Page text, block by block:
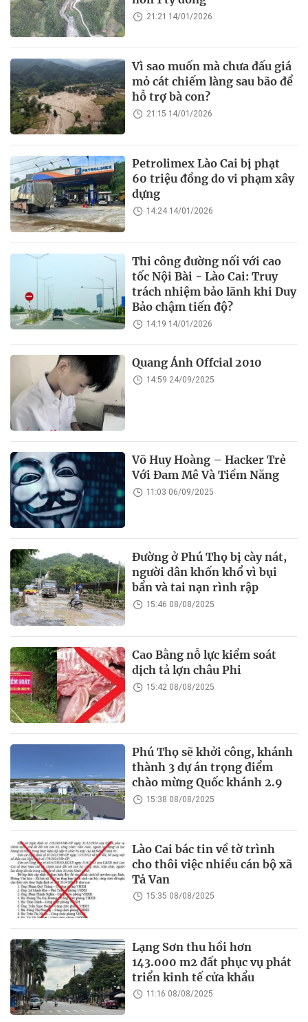
21:21 14/01/2026
Vì sao muốn mà chưa đấu giá
mỏ cát chiếm làng sau bão để
hỗ trợ bà con?
21:15 14/01/2026
Petrolimex Lào Cai bị phạt
60 triệu đồng do vi phạm xây
dựng
14:24 14/01/2026
Thi công đường nối với cao
tốc Nội Bài - Lào Cai: Truy
trách nhiệm bảo lãnh khi Duy
Bảo chậm tiến độ?
14:19 14/01/2026
Quang Ánh Offcial 2010
14:59 24/09/2025
Võ Huy Hoàng – Hacker Trẻ
Với Đam Mê Và Tiềm Năng
11:03 06/09/2025
Đường ở Phú Thọ bị cày nát,
người dân khốn khổ vì bụi
bẩn và tai nạn rình rập
15:46 08/08/2025
Cao Bằng nỗ lực kiểm soát
dịch tả lợn châu Phi
15:42 08/08/2025
Phú Thọ sẽ khởi công, khánh
thành 3 dự án trọng điểm
chào mừng Quốc khánh 2.9
15:38 08/08/2025
Lào Cai bác tin về tờ trình
cho thôi việc nhiều cán bộ xã
Tả Van
15:35 08/08/2025
Lạng Sơn thu hồi hơn
143.000 m2 đất phục vụ phát
triển kinh tế cửa khẩu
11:16 08/08/2025